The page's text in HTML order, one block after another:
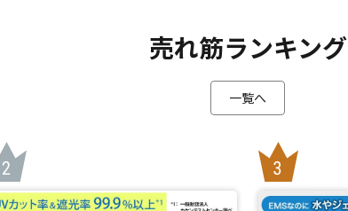
売れ筋ランキング
一覧へ